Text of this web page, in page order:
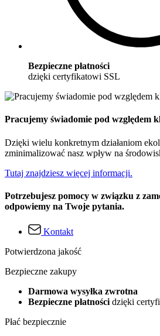
Bezpieczne płatności
dzięki certyfikatowi SSL
Pracujemy świadomie pod względem
Dzięki wielu konkretnym działaniom
zminimalizować nasz wpływ na
Tutaj znajdziesz więcej informacji.
Potrzebujesz pomocy w związku z
odpowiemy na Twoje pytania.
Kontakt
Potwierdzona jakość
Bezpieczne zakupy
Darmowa wysyłka zwrotna
Bezpieczne płatności dzięki
Płać bezpiecznie